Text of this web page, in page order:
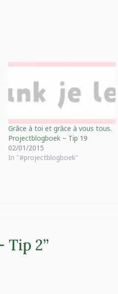
Grâce à toi et grâce à vous tous.
Projectblogboek – Tip 19
02/01/2015
In "#projectblogboek"
Tip 2”